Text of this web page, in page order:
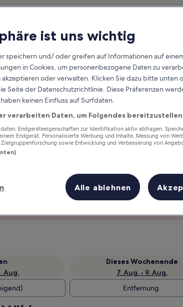
Prämien für jede
wahrgenommene Übernachtung
Aug.
Dieses Wochenende
7. Aug. - 9. Aug.
Entfernung
ist uns wichtig
speichern und/ oder greifen auf Informationen auf
in Cookies, um personenbezogene Daten zu
akzeptieren oder verwalten. Klicken Sie dazu bitte unten
Seite der Datenschutzrichtlinie. Diese Präferenzen
keinen Einfluss auf Surfdaten.
verarbeiten Daten, um Folgendes
Endgeräteeigenschaften zur Identifikation aktiv abfragen.
Endgerät. Personalisierte Werbung und Inhalte, Messung von
sowie Entwicklung und Verbesserung von
Alle ablehnen